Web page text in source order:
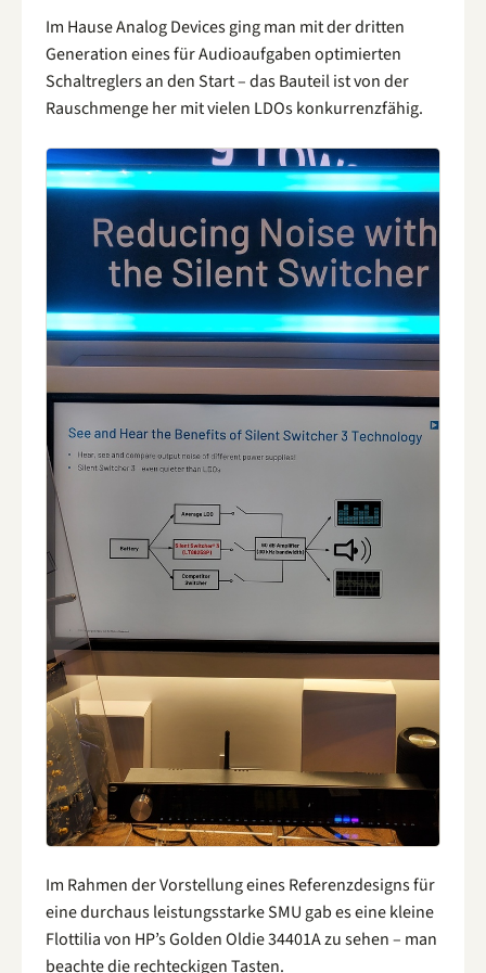
Im Hause Analog Devices ging man mit der dritten
Generation eines für Audioaufgaben optimierten
Schaltreglers an den Start – das Bauteil ist von der
Rauschmenge her mit vielen LDOs konkurrenzfähig.
Im Rahmen der Vorstellung eines Referenzdesigns für
eine durchaus leistungsstarke SMU gab es eine kleine
Flottilia von HP’s Golden Oldie 34401A zu sehen – man
beachte die rechteckigen Tasten.